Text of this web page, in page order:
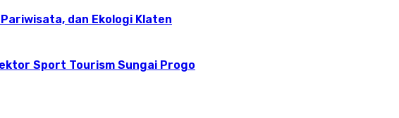
dan Ekologi Klaten
Sport Tourism Sungai Progo